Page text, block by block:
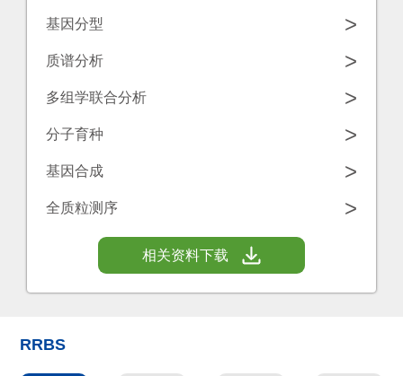
基因分型 >
质谱分析 >
多组学联合分析 >
分子育种 >
基因合成 >
全质粒测序 >
相关资料下载
RRBS